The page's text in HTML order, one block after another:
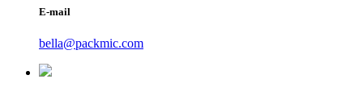
E-mail
bella@packmic.com